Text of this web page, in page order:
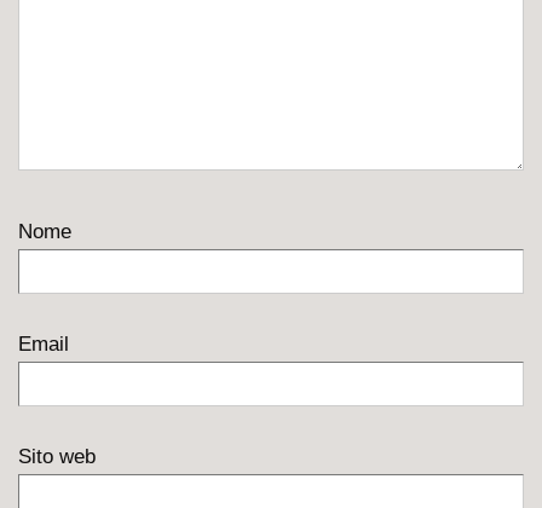
Nome
Email
Sito web